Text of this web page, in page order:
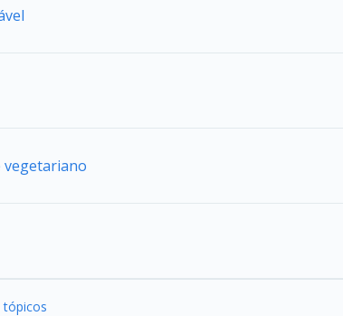
vegetariano